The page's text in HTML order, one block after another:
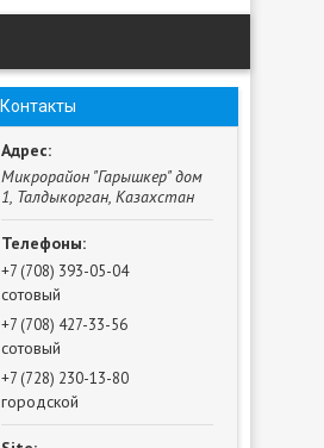
Контакты
Микрорайон "Гарышкер" дом
1, Талдыкорган, Казахстан
+7 (708) 393-05-04
сотовый
+7 (708) 427-33-56
сотовый
+7 (728) 230-13-80
городской